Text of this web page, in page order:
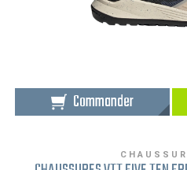
Commander